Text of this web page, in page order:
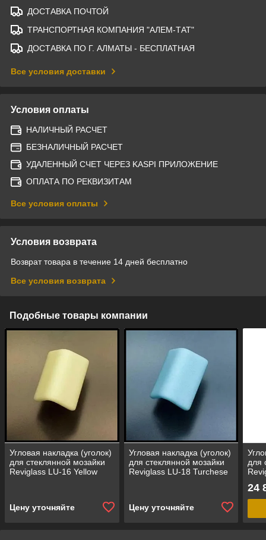
ДОСТАВКА ПОЧТОЙ
ТРАНСПОРТНАЯ КОМПАНИЯ "АЛЕМ-ТАТ"
ДОСТАВКА ПО Г. АЛМАТЫ - БЕСПЛАТНАЯ
Все условия доставки
Условия оплаты
НАЛИЧНЫЙ РАСЧЕТ
БЕЗНАЛИЧНЫЙ РАСЧЕТ
УДАЛЕННЫЙ СЧЕТ ЧЕРЕЗ KASPI ПРИЛОЖЕНИЕ
ОПЛАТА ПО РЕКВИЗИТАМ
Все условия оплаты
Условия возврата
Возврат товара в течение 14 дней бесплатно
Все условия возврата
Подобные товары компании
Угловая накладка (уголок)
для стеклянной мозайки
Reviglass LU-16 Yellow
Цену уточняйте
Угловая накладка (уголок)
для стеклянной мозайки
Reviglass LU-18 Turchese
Цену уточняйте
для
24